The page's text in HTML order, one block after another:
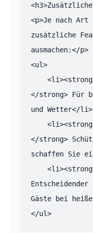
<p>Je nach Art
zusätzliche
ausmachen:</p>
<ul>
</strong> Für
und Wetter</li>
</strong>
schaffen Sie
Gäste bei
</ul>